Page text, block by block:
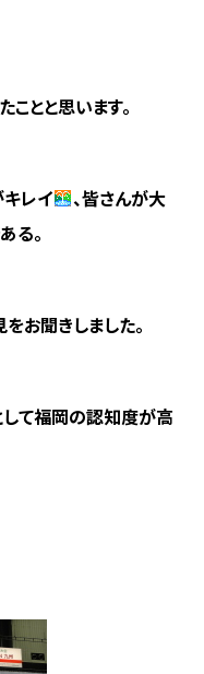
ことと思います。
レイ
、皆さんが大
る。
お聞きしました。
して福岡の認知度が高